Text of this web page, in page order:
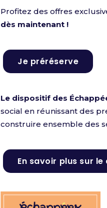
Profitez des offres
dès maintenant !
Je préréserve
Le dispositif des
social en réunissant des
construire ensemble des
En savoir plus sur